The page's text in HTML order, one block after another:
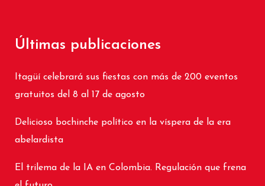
Últimas publicaciones
Itagüí celebrará sus fiestas con más de 200 eventos
gratuitos del 8 al 17 de agosto
Delicioso bochinche político en la víspera de la era
abelardista
El trilema de la IA en Colombia. Regulación que frena